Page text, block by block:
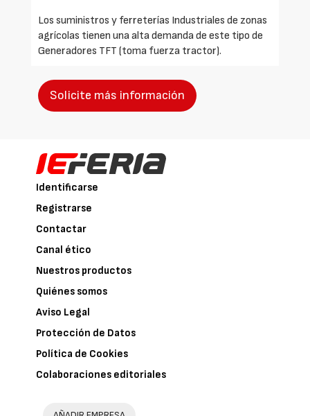
Los suministros y ferreterías Industriales de zonas
agrícolas tienen una alta demanda de este tipo de
Generadores TFT (toma fuerza tractor).
Solicite más información
Identificarse
Registrarse
Contactar
Canal ético
Nuestros productos
Quiénes somos
Aviso Legal
Protección de Datos
Política de Cookies
Colaboraciones editoriales